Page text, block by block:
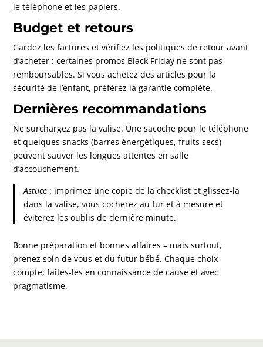
le téléphone et les papiers.
Budget et retours
Gardez les factures et vérifiez les politiques de retour avant
d’acheter : certaines promos Black Friday ne sont pas
remboursables. Si vous achetez des articles pour la
sécurité de l’enfant, préférez la garantie complète.
Dernières recommandations
Ne surchargez pas la valise. Une sacoche pour le téléphone
et quelques snacks (barres énergétiques, fruits secs)
peuvent sauver les longues attentes en salle
d’accouchement.
Astuce: imprimez une copie de la checklist et glissez-la
dans la valise, vous cocherez au fur et à mesure et
éviterez les oublis de dernière minute.
Bonne préparation et bonnes affaires – mais surtout,
prenez soin de vous et du futur bébé. Chaque choix
compte; faites-les en connaissance de cause et avec
pragmatisme.